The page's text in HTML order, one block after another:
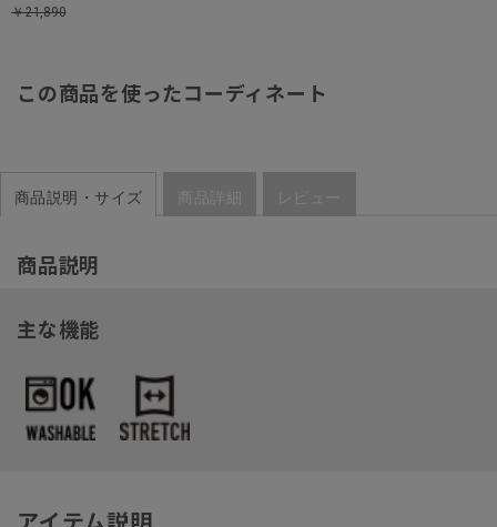
￥21,890
この商品を使ったコーディネート
商品説明・サイズ 商品詳細 レビュー
商品説明
主な機能